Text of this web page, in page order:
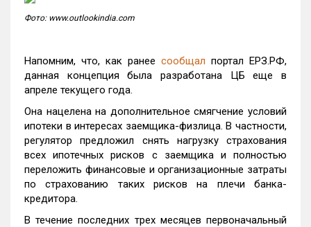
Фото: www.outlookindia.com
Напомним, что, как ранее сообщал портал ЕРЗ.РФ,
данная концепция была разработана ЦБ еще в
апреле текущего года.
Она нацелена на дополнительное смягчение условий
ипотеки в интересах заемщика-физлица. В частности,
регулятор предложил снять нагрузку страхования
всех ипотечных рисков с заемщика и полностью
переложить финансовые и организационные затраты
по страхованию таких рисков на плечи банка-
кредитора.
В течение последних трех месяцев первоначальный